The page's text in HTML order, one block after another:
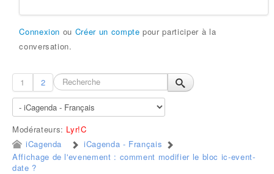
Connexion ou Créer un compte pour participer à la
conversation.
1 2
Modérateurs: Lyr!C
iCagenda
iCagenda - Français
Affichage de l'evenement : comment modifier le bloc ic-event-
date ?